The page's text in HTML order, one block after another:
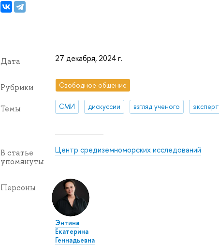
Дата 27 декабря, 2024 г.
Рубрики Свободное общение
Темы СМИ дискуссии взгляд ученого
В статье
упомянуты
Центр средиземноморских исследований
Персоны
Энтина
Екатерина
Геннадьевна